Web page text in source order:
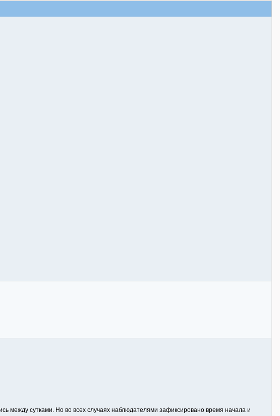
между сутками. Но во всех случаях наблюдателями зафиксировано время начала и